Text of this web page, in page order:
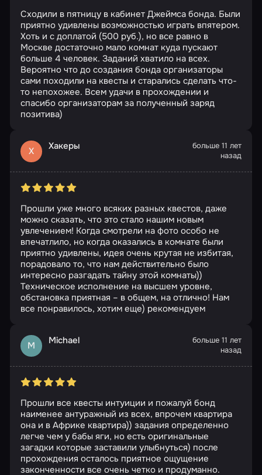
Сходили в пятницу в кабинет Джеймса бонда. Были
приятно удивлены возможностью играть впятером.
Хоть и с доплатой (500 руб.), но все равно в
Москве достаточно мало комнат куда пускают
больше 4 человек. Заданий хватило на всех.
Вероятно что до создания бонда организаторы
сами походили на квесты и старались сделать что-
то непохожее. Всем удачи в прохождении и
спасибо организаторам за полученный заряд
позитива)
Х Хакеры
больше 11 лет
назад
Прошли уже много всяких разных квестов, даже
можно сказать, что это стало нашим новым
увлечением! Когда смотрели на фото особо не
впечатлило, но когда оказались в комнате были
приятно удивлены, идея очень крутая не избитая,
порадовало то, что нам действительно было
интересно разгадать тайну этой комнаты))
Техническое исполнение на высшем уровне,
обстановка приятная – в общем, на отлично! Нам
все понравилось, хотим еще) рекомендуем
M Michael
больше 11 лет
назад
Прошли все квесты интуиции и пожалуй бонд
наименее антуражный из всех, впрочем квартира
она и в Африке квартира)) задания определенно
легче чем у бабы яги, но есть оригинальные
загадки которые заставили улыбнуться) после
прохождения осталось приятное ощущение
законченности все очень четко и продуманно.